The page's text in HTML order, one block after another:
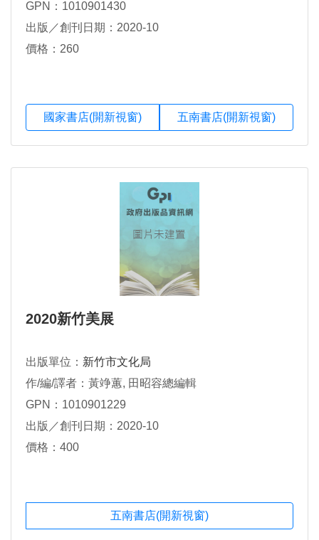
GPN：1010901430
出版／創刊日期：2020-10
價格：260
國家書店(開新視窗) 五南書店(開新視窗)
2020新竹美展
出版單位： 新竹市文化局
作/編/譯者：黃竫蕙, 田昭容總編輯
GPN：1010901229
出版／創刊日期：2020-10
價格：400
五南書店(開新視窗)